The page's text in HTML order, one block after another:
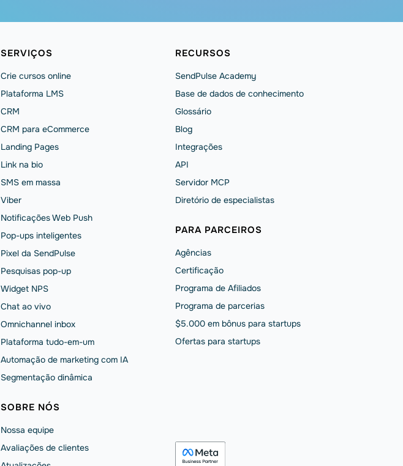
SERVIÇOS
Crie cursos online
Plataforma LMS
CRM
CRM para eCommerce
Landing Pages
Link na bio
SMS em massa
Viber
Notificações Web Push
Pop-ups inteligentes
Pixel da SendPulse
Pesquisas pop-up
Widget NPS
Chat ao vivo
Omnichannel inbox
Plataforma tudo-em-um
Automação de marketing com IA
Segmentação dinâmica
SOBRE NÓS
Nossa equipe
Avaliações de clientes
RECURSOS
SendPulse Academy
Base de dados de conhecimento
Glossário
Blog
Integrações
API
Servidor MCP
Diretório de especialistas
PARA PARCEIROS
Agências
Сertificação
Programa de Afiliados
Programa de parcerias
$5.000 em bônus para startups
Ofertas para startups